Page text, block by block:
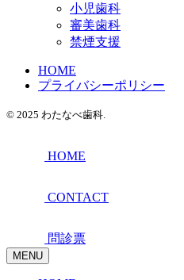
小児歯科
審美歯科
禁煙支援
HOME
プライバシーポリシー
© 2025 わたなべ歯科.
HOME
CONTACT
問診票
MENU